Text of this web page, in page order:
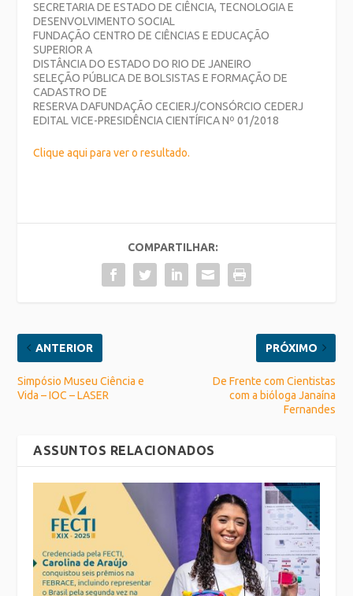
SECRETARIA DE ESTADO DE CIÊNCIA, TECNOLOGIA E
DESENVOLVIMENTO SOCIAL
FUNDAÇÃO CENTRO DE CIÊNCIAS E EDUCAÇÃO
SUPERIOR A
DISTÂNCIA DO ESTADO DO RIO DE JANEIRO
SELEÇÃO PÚBLICA DE BOLSISTAS E FORMAÇÃO DE
CADASTRO DE
RESERVA DAFUNDAÇÃO CECIERJ/CONSÓRCIO CEDERJ
EDITAL VICE-PRESIDÊNCIA CIENTÍFICA Nº 01/2018
Clique aqui para ver o resultado.
COMPARTILHAR:
ANTERIOR
Simpósio Museu Ciência e
Vida – IOC – LASER
PRÓXIMO
De Frente com Cientistas
com a bióloga Janaína
Fernandes
ASSUNTOS RELACIONADOS